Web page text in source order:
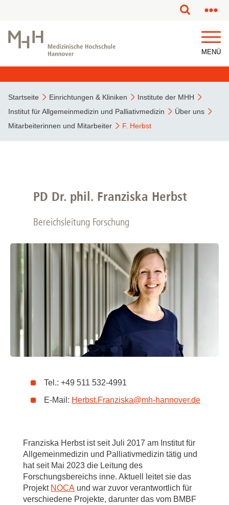
MENÜ
Startseite Einrichtungen & Kliniken
Institute der MHH
Institut für Allgemeinmedizin und Palliativmedizin
Über uns
Mitarbeiterinnen und Mitarbeiter
F. Herbst
PD Dr. phil. Franziska Herbst
Bereichsleitung Forschung
Tel.: +49 511 532-4991
E-Mail: Herbst.Franziska@mh-hannover.de
Franziska Herbst ist seit Juli 2017 am Institut für
Allgemeinmedizin und Palliativmedizin tätig und
hat seit Mai 2023 die Leitung des
Forschungsbereichs inne. Aktuell leitet sie das
Projekt NOCA und war zuvor verantwortlich für
verschiedene Projekte, darunter das vom BMBF